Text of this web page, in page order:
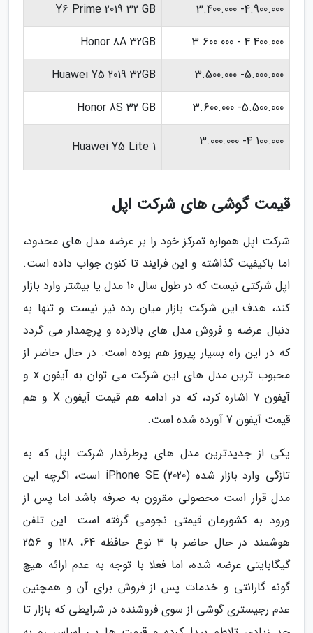
4.900.000- 3.400.000
Y6 Prime 2019 32 GB
4.400.000 - 3.600.000
Honor 8A 32GB
5.000.000- 3.500.000
Huawei Y5 2019 32GB
5.500.000- 3.600.000
Honor 8S 32 GB
4.100.000- 3.000.000
Huawei Y5 Lite 1
قیمت گوشی های شرکت اپل
شرکت اپل همواره تمرکز خود را بر عرضه مدل های محدود،
اما باکیفیت گذاشته و این فرایند تا کنون جواب داده است.
اپل شرکتی نیست که در طول سال 10 مدل یا بیشتر وارد بازار
کند، هدف این شرکت بازار میان رده نیز نیست و تنها به
دنبال عرضه و فروش مدل های بالارده و پرچمدار می گردد
که در این راه بسیار پیروز هم بوده است. در حال حاضر از
محبوب ترین مدل های این شرکت می توان به آیفون x و
آیفون 7 اشاره کرد، که در ادامه هم قیمت آیفون X و هم
قیمت آیفون 7 آورده شده است.
یکی از جدیدترین مدل های پرطرفدار شرکت اپل که به
تازگی وارد بازار شده iPhone SE (2020) است، اگرچه این
مدل قرار است محصولی مقرون به صرفه باشد اما پس از
ورود به کشورمان قیمتی نجومی گرفته است. این تلفن
هوشمند در حال حاضر با 3 نوع حافظه 64، 128 و 256
گیگابایتی عرضه شده، اما فعلا با توجه به عدم ارائه هیچ
گونه گارانتی و خدمات پس از فروش برای آن و همچنین
عدم رجیستری گوشی از سوی فروشنده در شرایطی که بازار تا